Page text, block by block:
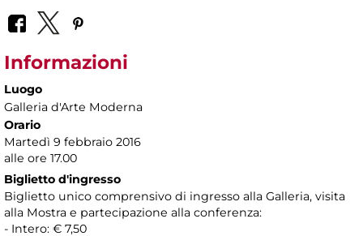
Informazioni
Luogo
Galleria d'Arte Moderna
Orario
Martedì 9 febbraio 2016
alle ore 17.00
Biglietto d'ingresso
Biglietto unico comprensivo di ingresso alla Galleria, visita
alla Mostra e partecipazione alla conferenza:
- Intero: € 7,50